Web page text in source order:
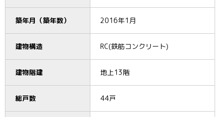
築年月（築年数） 2016年1月
建物構造 RC(鉄筋コンクリート)
建物階建 地上13階
総戸数 44戸